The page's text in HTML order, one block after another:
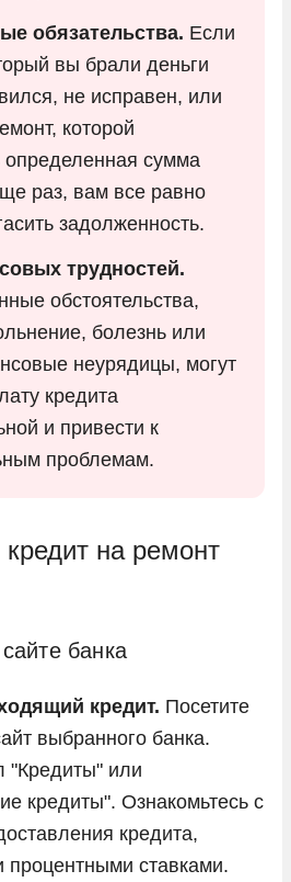
обязательства. Если
вы брали деньги
не исправен, или
которой
определенная сумма
раз, вам все равно
задолженность.
трудностей.
обстоятельства,
болезнь или
неурядицы, могут
кредита
и привести к
проблемам.
на ремонт
банка
кредит. Посетите
выбранного банка.
"Кредиты" или
кредиты". Ознакомьтесь с
кредита,
процентными ставками.